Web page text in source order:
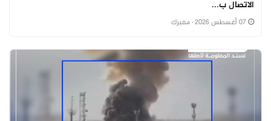
الاتصال ب...
· مفبرك